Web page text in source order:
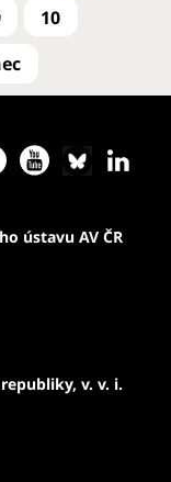
10
ústavu AV ČR
v. v. i.